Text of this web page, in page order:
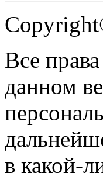
Все
данном
в какой-